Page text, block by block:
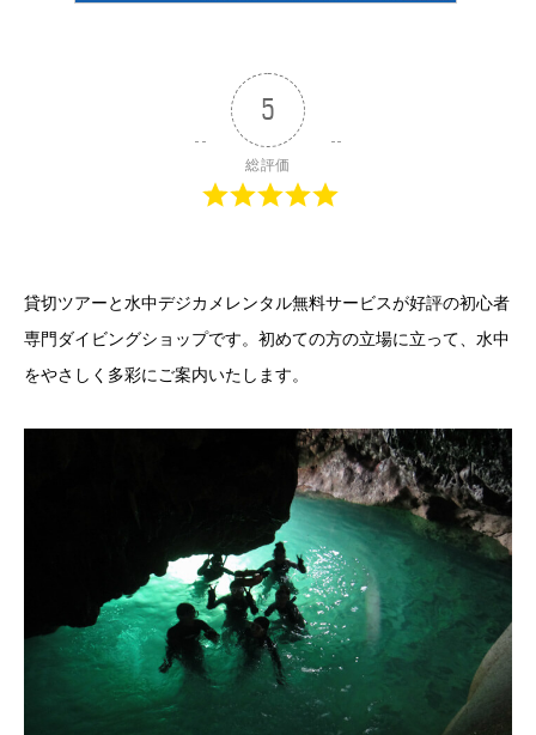
5
総評価
貸切ツアーと水中デジカメレンタル無料サービスが好評の初心者
専門ダイビングショップです。初めての方の立場に立って、水中
をやさしく多彩にご案内いたします。